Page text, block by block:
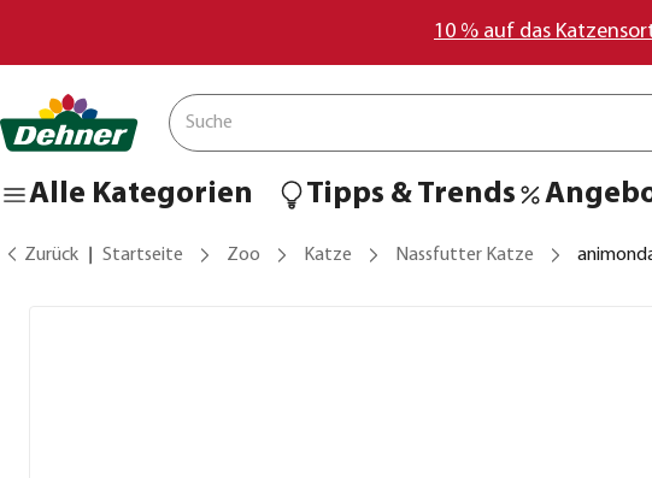
10 % auf das
Alle Kategorien Tipps & Trends
Zurück Startseite Zoo Katze Nassfutter Katze